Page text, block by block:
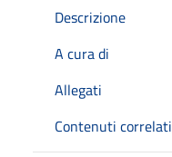
Descrizione
A cura di
Allegati
Contenuti correlati